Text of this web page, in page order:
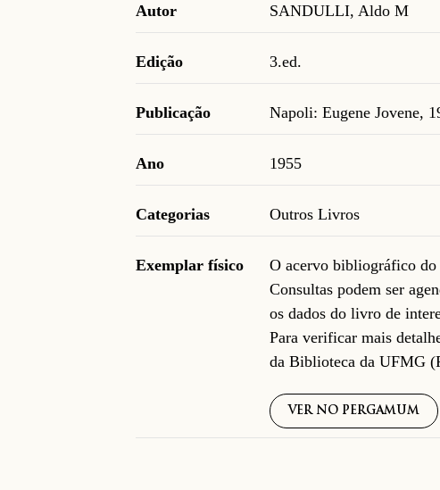
Autor SANDULLI, Aldo M
Edição 3.ed.
Publicação Napoli: Eugene Jovene,
Ano 1955
Categorias Outros Livros
Exemplar físico
O acervo bibliográfico
Consultas podem ser
os dados do livro de
Para verificar mais
da Biblioteca da UFMG
VER NO PERGAMUM